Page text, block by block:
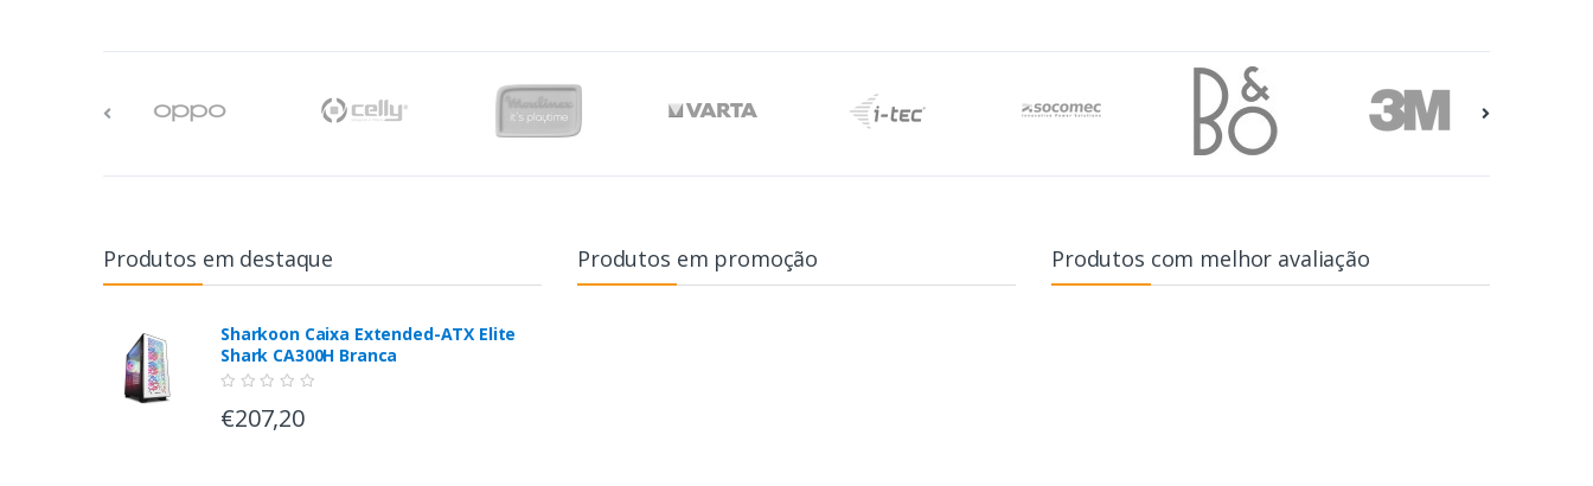
Produtos em destaque
Sharkoon Caixa Extended-ATX Elite
Shark CA300H Branca
€207,20
Produtos em promoção Produtos com melhor avaliação